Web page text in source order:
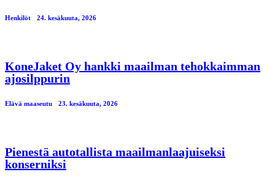
Henkilöt 24. kesäkuuta, 2026
KoneJaket Oy hankki maailman tehokkaimman
ajosilppurin
Elävä maaseutu 23. kesäkuuta, 2026
Pienestä autotallista maailmanlaajuiseksi
konserniksi